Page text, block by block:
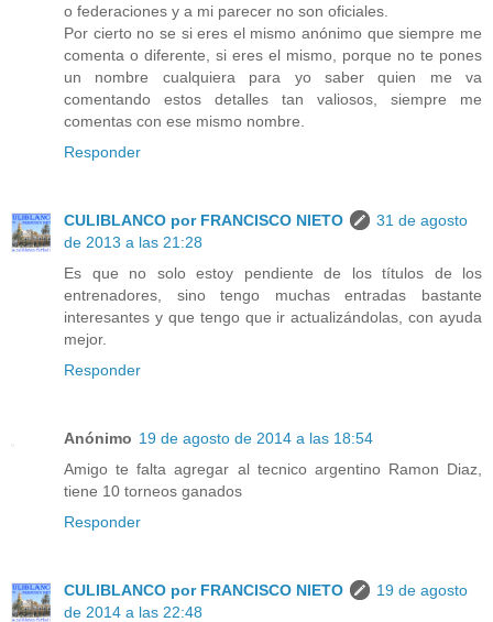
o federaciones y a mi parecer no son oficiales.
Por cierto no se si eres el mismo anónimo que siempre me
comenta o diferente, si eres el mismo, porque no te pones
un nombre cualquiera para yo saber quien me va
comentando estos detalles tan valiosos, siempre me
comentas con ese mismo nombre.
Responder
CULIBLANCO por FRANCISCO NIETO
31 de agosto
de 2013 a las 21:28
Es que no solo estoy pendiente de los títulos de los
entrenadores, sino tengo muchas entradas bastante
interesantes y que tengo que ir actualizándolas, con ayuda
mejor.
Responder
Anónimo 19 de agosto de 2014 a las 18:54
Amigo te falta agregar al tecnico argentino Ramon Diaz,
tiene 10 torneos ganados
Responder
CULIBLANCO por FRANCISCO NIETO
19 de agosto
de 2014 a las 22:48